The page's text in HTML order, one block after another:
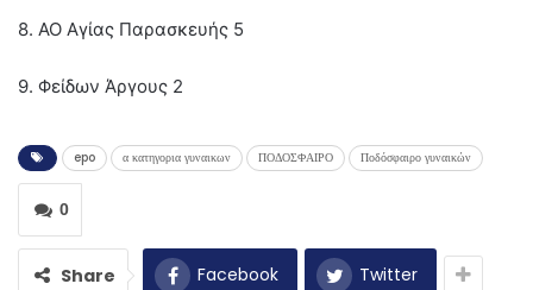
8. ΑΟ Αγίας Παρασκευής 5
9. Φείδων Άργους 2
epo α κατηγορια γυναικων ΠΟΔΟΣΦΑΙΡΟ Ποδόσφαιρο γυναικών
0
Share Facebook Twitter